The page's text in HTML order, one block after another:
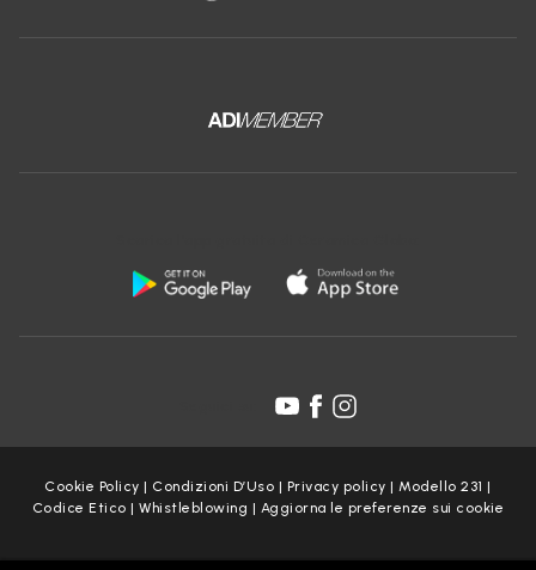
Cookie Policy | Condizioni D’Uso | Privacy policy |Modello 231 |
Codice Etico |Whistleblowing | Aggiorna le preferenze sui cookie